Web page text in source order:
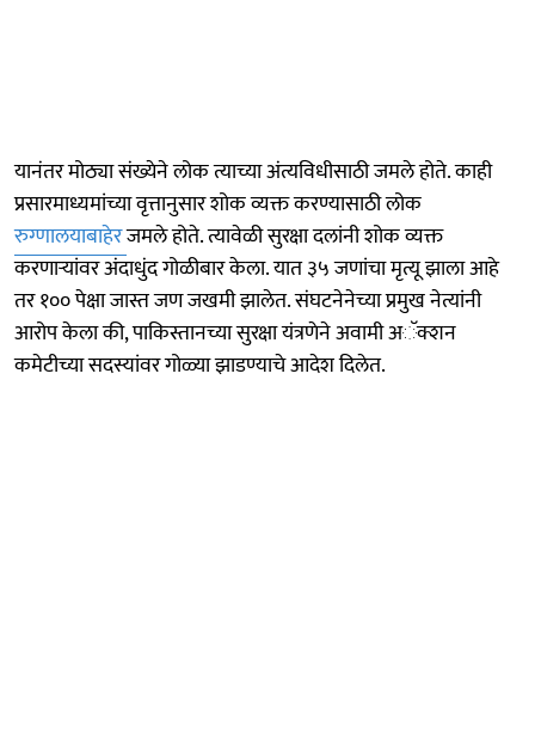
यानंतर मोठ्या संख्येने लोक त्याच्या अंत्यविधीसाठी जमले होते. काही
प्रसारमाध्यमांच्या वृत्तानुसार शोक व्यक्त करण्यासाठी लोक
रुग्णालयाबाहेरजमले होते. त्यावेळी सुरक्षा दलांनी शोक व्यक्त
करणाऱ्यांवर अंदाधुंद गोळीबार केला. यात ३५ जणांचा मृत्यू झाला आहे
तर १०० पेक्षा जास्त जण जखमी झालेत. संघटनेनेच्या प्रमुख नेत्यांनी
आरोप केला की, पाकिस्तानच्या सुरक्षा यंत्रणेने अवामी अॅक्शन
कमेटीच्या सदस्यांवर गोळ्या झाडण्याचे आदेश दिलेत.